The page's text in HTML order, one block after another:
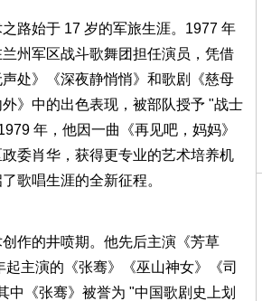
路始于 17 岁的军旅生涯。1977 年
兰州军区战斗歌舞团担任演员，凭借
处》《深夜静悄悄》和歌剧《慈母
》中的出色表现，被部队授予 "战士
年，他因一曲《再见吧，妈妈》
委肖华，获得更专业的艺术培养机
歌唱生涯的全新征程。
作的井喷期。他先后主演《芳草
主演的《张骞》《巫山神女》《司
《张骞》被誉为 "中国歌剧史上划